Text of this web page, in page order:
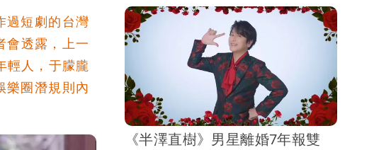
過短劇的台灣
會透露，上一
輕人，于朦朧
樂圈潛規則內
《半澤直樹》男星離婚7年報雙